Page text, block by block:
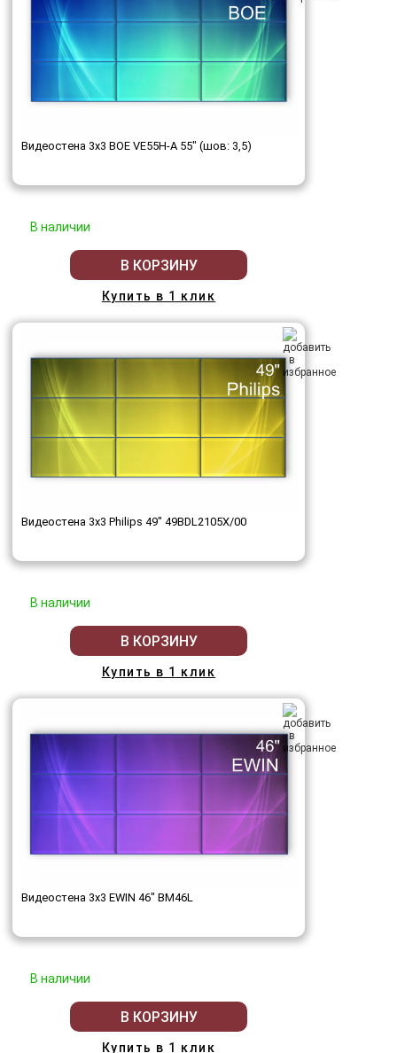
Видеостена 3x3 BOE VE55H-A 55" (шов: 3,5)
В наличии
В КОРЗИНУ
Купить в 1 клик
Видеостена 3x3 Philips 49" 49BDL2105X/00
В наличии
В КОРЗИНУ
Купить в 1 клик
Видеостена 3x3 EWIN 46" BM46L
В наличии
В КОРЗИНУ
Купить в 1 клик